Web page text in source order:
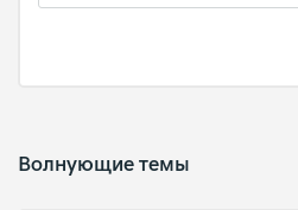
Волнующие темы